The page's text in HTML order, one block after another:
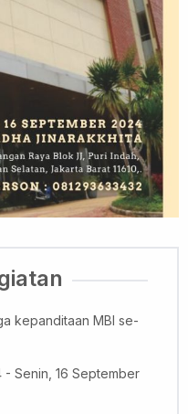
kepanditaan MBI se-
Senin, 16 September